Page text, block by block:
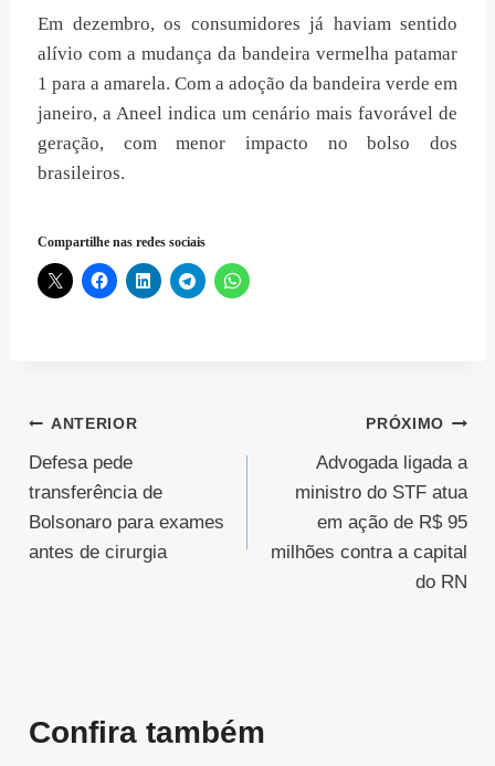
Em dezembro, os consumidores já haviam sentido
alívio com a mudança da bandeira vermelha patamar
1 para a amarela. Com a adoção da bandeira verde em
janeiro, a Aneel indica um cenário mais favorável de
geração, com menor impacto no bolso dos
brasileiros.
Compartilhe nas redes sociais
Navegação
de
Post
ANTERIOR
Defesa pede
transferência de
Bolsonaro para exames
antes de cirurgia
PRÓXIMO
Advogada ligada a
ministro do STF atua
em ação de R$ 95
milhões contra a capital
do RN
Confira também